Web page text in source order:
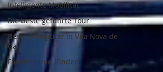
Intelligente Mobilität
Die beste geführte Tour
Beste Weingüter in Vila Nova de
Gai
Familien und Kinder